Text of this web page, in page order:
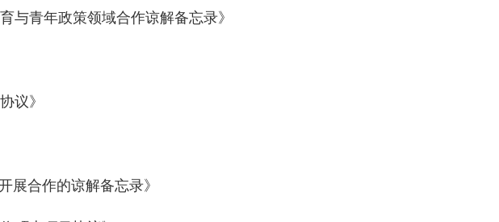
与青年政策领域合作谅解备忘录》
议》
展合作的谅解备忘录》